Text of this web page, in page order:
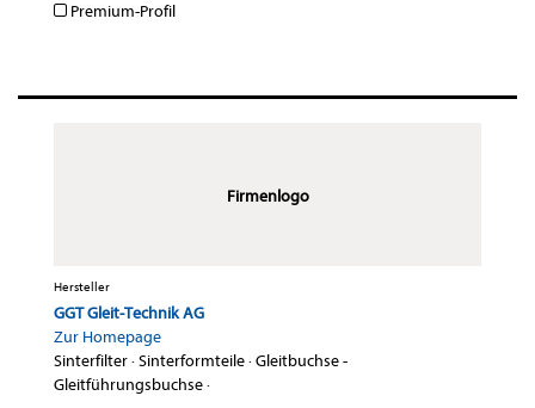
Premium-Profil
Firmenlogo
Hersteller
GGT Gleit-Technik AG
Zur Homepage
Sinterfilter·Sinterformteile·Gleitbuchse -
Gleitführungsbuchse·